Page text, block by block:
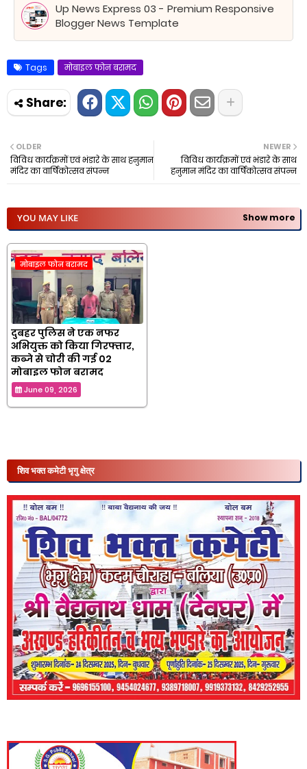
Up News Express 03 - Premium Responsive
Blogger News Template
Tags मोबाइल फोन बरामद
NEWER
विविध कार्यक्रमों एवं भंडारे के साथ
हनुमान मंदिर का वार्षिकोत्सव संपन्न
OLDER
विविध कार्यक्रमों एवं भंडारे के साथ हनुमान
मंदिर का वार्षिकोत्सव संपन्न
YOU MAY LIKE Show more
मोबाइल फोन बरामद
दुबहर पुलिस ने एक नफर
अभियुक्त को किया गिरफ्तार,
कब्जे से चोरी की गई 02
मोबाइल फोन बरामद
June 09, 2026
शिव भक्त कमेटी भृगु क्षेत्र